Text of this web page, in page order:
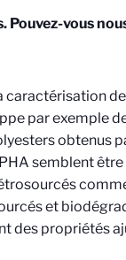
vous
caractérisation
par exemple
obtenus
semblent
et
des propriétés